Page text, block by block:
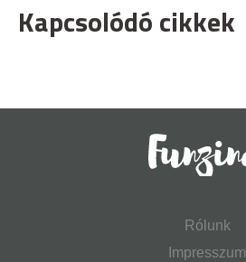
Kapcsolódó cikkek
Rólunk
Impresszum